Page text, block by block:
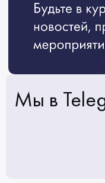
Мы в